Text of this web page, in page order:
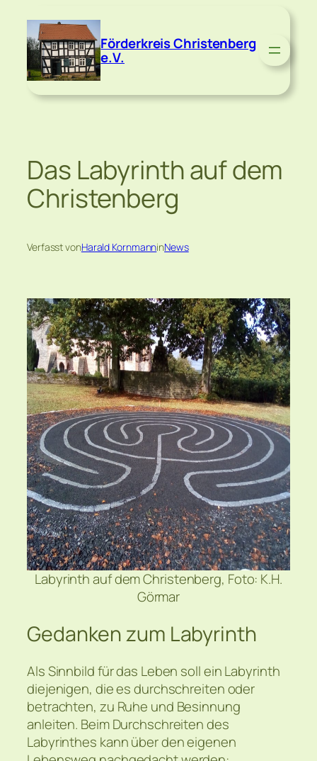
springen
Förderkreis Christenberg
e.V.
Das Labyrinth auf dem
Christenberg
Verfasst vonHarald KornmanninNews
Labyrinth auf dem Christenberg, Foto: K.H.
Görmar
Gedanken zum Labyrinth
Als Sinnbild für das Leben soll ein Labyrinth
diejenigen, die es durchschreiten oder
betrachten, zu Ruhe und Besinnung
anleiten. Beim Durchschreiten des
Labyrinthes kann über den eigenen